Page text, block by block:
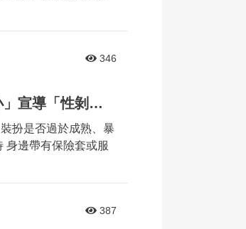
346
婦幼安全宣導列車來到芳苑鄉「漢寶國小」宣導「性剝削」相關議題
扮是否過於成熟、暴
身邊帶有保險套或服
387